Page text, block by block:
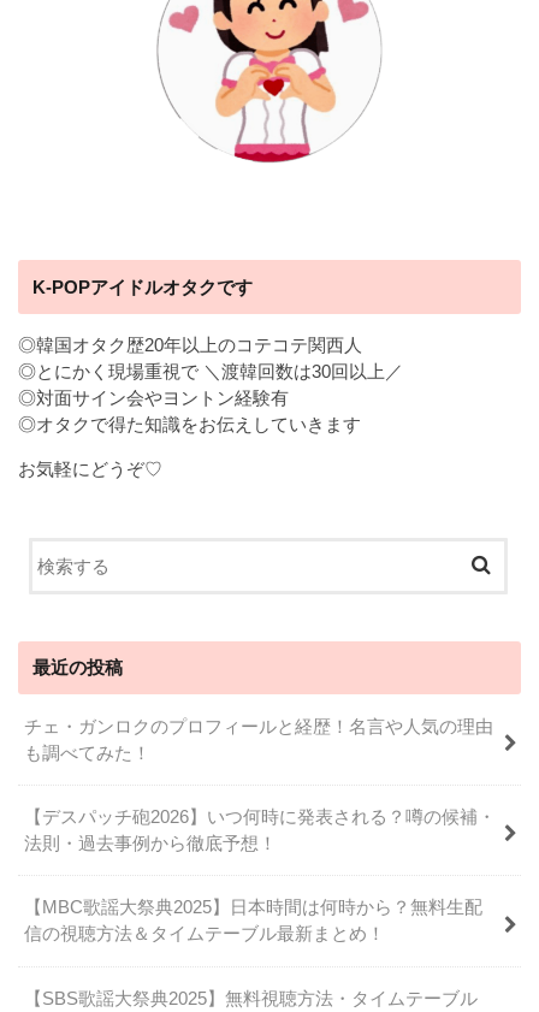
K-POPアイドルオタクです
◎韓国オタク歴20年以上のコテコテ関西人
◎とにかく現場重視で ＼渡韓回数は30回以上／
◎対面サイン会やヨントン経験有
◎オタクで得た知識をお伝えしていきます
お気軽にどうぞ♡
最近の投稿
チェ・ガンロクのプロフィールと経歴！名言や人気の理由
も調べてみた！
【デスパッチ砲2026】いつ何時に発表される？噂の候補・
法則・過去事例から徹底予想！
【MBC歌謡大祭典2025】日本時間は何時から？無料生配
信の視聴方法＆タイムテーブル最新まとめ！
【SBS歌謡大祭典2025】無料視聴方法・タイムテーブル